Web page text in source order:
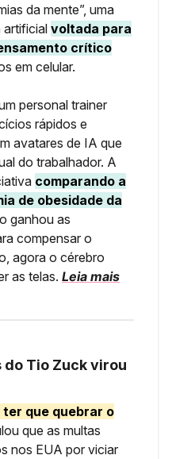
da mente”, uma
artificial voltada para
crítico
em celular.
personal trainer
rápidos e
avatares de IA que
do trabalhador. A
comparando a
de obesidade da
ganhou as
compensar o
agora o cérebro
as telas. Leia mais
do Tio Zuck virou
que quebrar o
que as multas
nos EUA por viciar